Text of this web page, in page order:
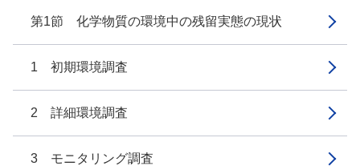
第1節 化学物質の環境中の残留実態の現状
1 初期環境調査
2 詳細環境調査
3 モニタリング調査